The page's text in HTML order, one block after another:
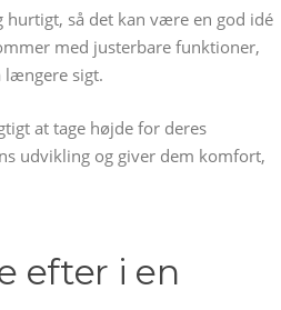
så det kan være en god idé
med justerbare funktioner,
længere sigt.
at tage højde for deres
udvikling og giver dem komfort,
efter i en